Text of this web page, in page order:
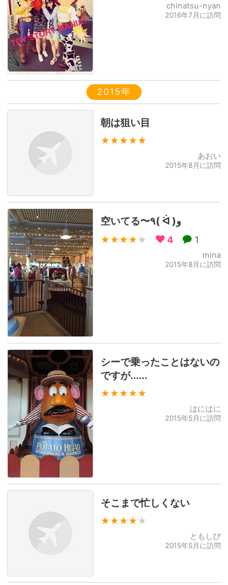
chinatsu-nyan
2016年7月に訪問
2015年
朝は狙い目
★★★★★
あおい
2015年8月に訪問
空いてる〜٩( ᐛ )و
★★★★ ★ 4 1
mina
2015年8月に訪問
シーで乗ったことはないの
ですが......
★★★★★
はにはに
2015年5月に訪問
そこまで忙しくない
★★★★ ★
ともしび
2015年5月に訪問